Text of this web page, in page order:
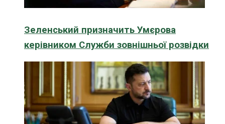
Зеленський призначить Умєрова
керівником Служби зовнішньої розвідки